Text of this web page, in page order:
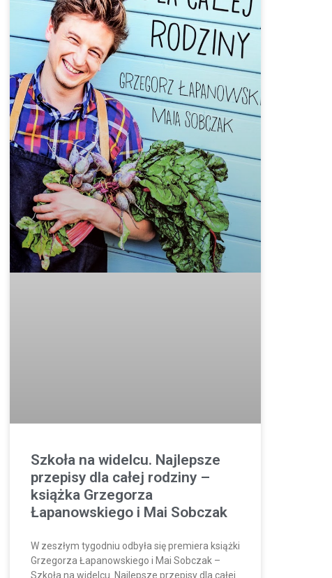
Szkoła na widelcu. Najlepsze
przepisy dla całej rodziny –
książka Grzegorza
Łapanowskiego i Mai Sobczak
W zeszłym tygodniu odbyła się premiera książki
Grzegorza Łapanowskiego i Mai Sobczak –
Szkoła na widelcu. Najlepsze przepisy dla całej